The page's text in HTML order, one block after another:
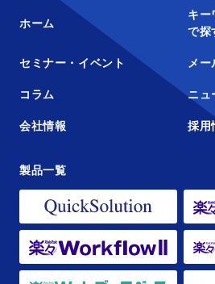
ホーム
キー
で探
セミナー・イベント メー
コラム ニュ
会社情報 採用
製品一覧